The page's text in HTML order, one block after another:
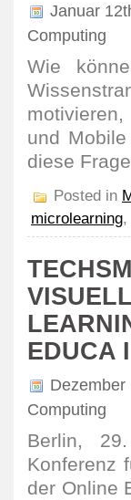
Januar
Computing
Wie
und
diese
Posted in
microlearning,
EDUCA
Dezember
Computing
Berlin,
Konferenz
der Online